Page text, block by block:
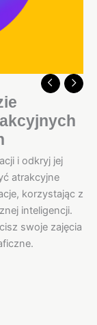
i odkryj jej
atrakcyjne
korzystając z
inteligencji.
swoje zajęcia